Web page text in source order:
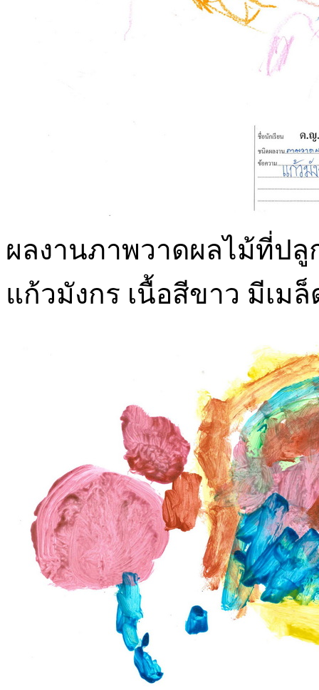
ผลงานภาพวาดผลไม้ที่ปลู
แก้วมังกร เนื้อสีขาว มีเมล็